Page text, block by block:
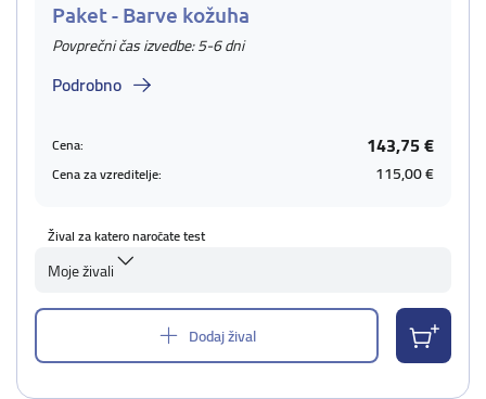
Paket - Barve kožuha
Povprečni čas izvedbe: 5-6 dni
Podrobno
Cena: 143,75 €
Cena za vzreditelje: 115,00 €
Žival za katero naročate test
Moje živali
Dodaj žival